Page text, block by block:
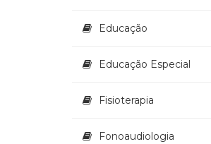
Educação
Educação Especial
Fisioterapia
Fonoaudiologia